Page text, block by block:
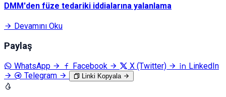
DMM'den füze tedariki iddialarına yalanlama
Devamını Oku
Paylaş
WhatsApp Facebook X (Twitter)
LinkedIn
Telegram
Linki Kopyala